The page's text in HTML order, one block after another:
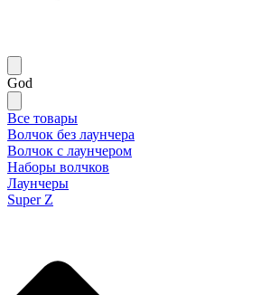
God
Все товары
Волчок без лаунчера
Волчок с лаунчером
Наборы волчков
Лаунчеры
Super Z